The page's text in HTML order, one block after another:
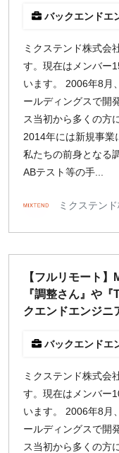
東京
名古屋
京都
福岡
募集状況
募集中のみ表
時給
¥2,000
指
バックエンドエ
ミクステンド株式会
す。現在はメンバー
います。 2006年8月
ールディングスで開
ス当初から多くの方
2014年には新規事業
私たちの前身となる
ABテスト等の手...
ミクステン
【フルリモート
『調整さん』や
クエンドエンジニ
バックエンドエ
ミクステンド株式会
す。現在はメンバー
います。 2006年8月
ールディングスで開
ス当初から多くの方